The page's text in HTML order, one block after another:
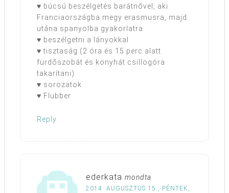
♥ búcsú beszélgetés barátnővel, aki
Franciaországba megy erasmusra, majd
utána spanyolba gyakorlatra
♥ beszélgetni a lányokkal
♥ tisztaság (2 óra és 15 perc alatt
fürdőszobát és konyhát csillogóra
takarítani)
♥ sorozatok
♥ Flubber
Reply
ederkata mondta
2014. AUGUSZTUS 15., PÉNTEK,